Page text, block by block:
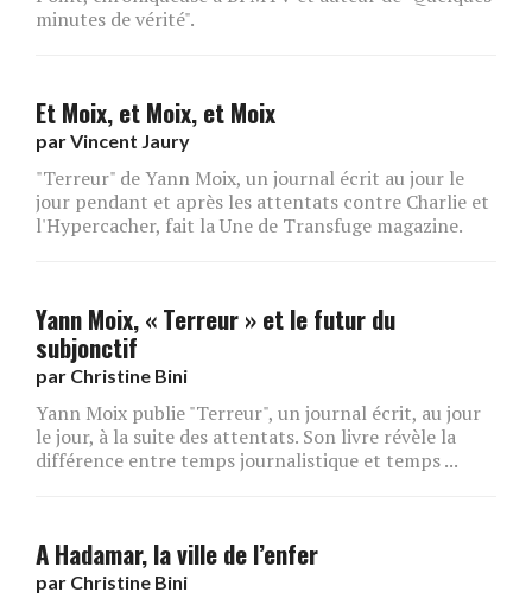
minutes de vérité".
Et Moix, et Moix, et Moix
parVincent Jaury
"Terreur" de Yann Moix, un journal écrit au jour le
jour pendant et après les attentats contre Charlie et
l'Hypercacher, fait la Une de Transfuge magazine.
Yann Moix, « Terreur » et le futur du
subjonctif
par Christine Bini
Yann Moix publie "Terreur", un journal écrit, au jour
le jour, à la suite des attentats. Son livre révèle la
différence entre temps journalistique et temps ...
A Hadamar, la ville de l’enfer
par Christine Bini